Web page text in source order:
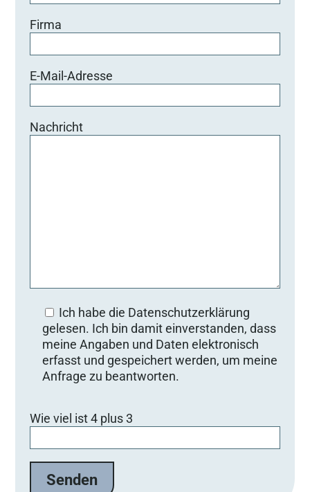
Firma
E-Mail-Adresse
Nachricht
Ich habe die Datenschutzerklärung
gelesen. Ich bin damit einverstanden, dass
meine Angaben und Daten elektronisch
erfasst und gespeichert werden, um meine
Anfrage zu beantworten.
i
t
Wie viel ist 4 plus 3